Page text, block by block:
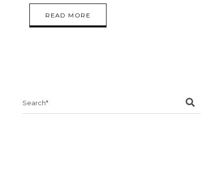
READ MORE